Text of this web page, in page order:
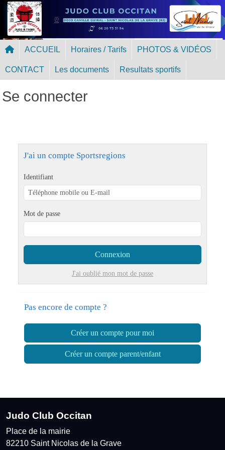
ACCUEIL Horaires / Tarifs PHOTOS & VIDÉOS
CONTACT Les documents Resultats sportifs
Se connecter
J'ai un compte Sportsregions
Identifiant
Mot de passe
Connexion
J'ai oublié mon mot de passe
Pas encore de compte ?
Créer un compte pour moi
Créer un compte parent/enfant
Judo Club Occitan
Place de la mairie
82210 Saint Nicolas de la Grave
Panneau de gestion des cookies